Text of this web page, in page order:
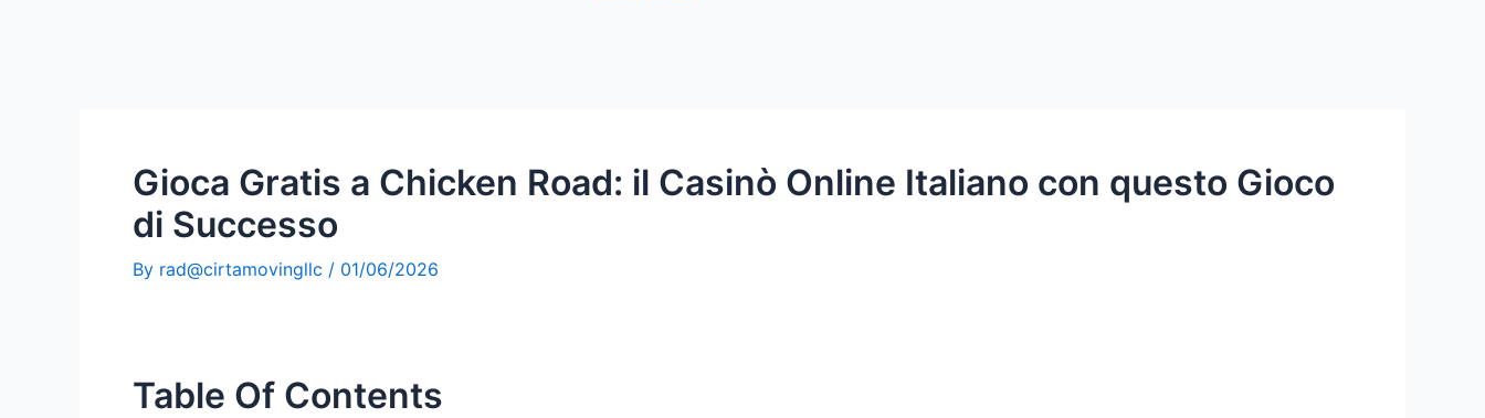
Gioca Gratis a Chicken Road: il Casinò Online Italiano con questo Gioco
di Successo
By rad@cirtamovingllc / 01/06/2026
Table Of Contents